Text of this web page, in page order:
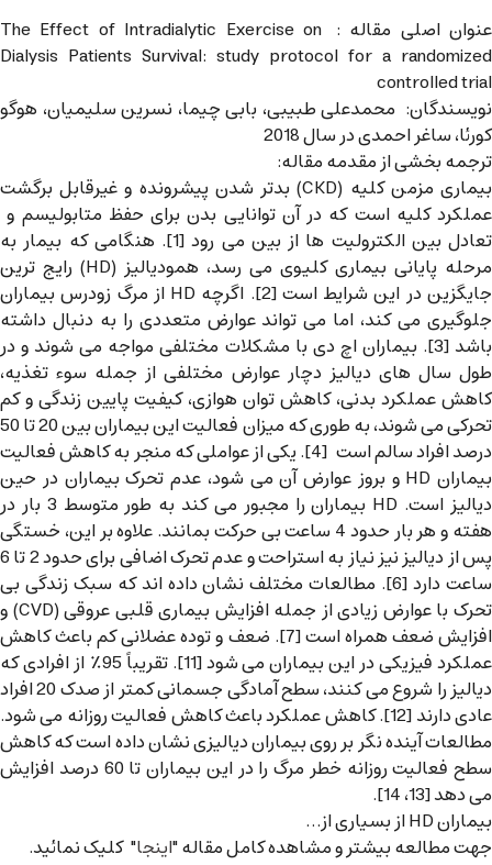
عنوان اصلی مقاله : The Effect of Intradialytic Exercise on
Dialysis Patients Survival: study protocol for a randomized
controlled trial
نویسندگان: محمدعلی طبیبی، بابی چیما، نسرین سلیمیان، هوگو
کورئا، ساغر احمدی در سال 2018
ترجمه بخشی از مقدمه مقاله:
بیماری مزمن کلیه (CKD) بدتر شدن پیشرونده و غیرقابل برگشت
عملکرد کلیه است که در آن توانایی بدن برای حفظ متابولیسم و ​​
تعادل بین الکترولیت ها از بین می رود [1]. هنگامی که بیمار به
مرحله پایانی بیماری کلیوی می رسد، همودیالیز (HD) رایج ترین
جایگزین در این شرایط است [2]. اگرچه HD از مرگ زودرس بیماران
جلوگیری می کند، اما می تواند عوارض متعددی را به دنبال داشته
باشد [3]. بیماران اچ دی با مشکلات مختلفی مواجه می شوند و در
طول سال های دیالیز دچار عوارض مختلفی از جمله سوء تغذیه،
کاهش عملکرد بدنی، کاهش توان هوازی، کیفیت پایین زندگی و کم
تحرکی می شوند، به طوری که میزان فعالیت این بیماران بین 20 تا 50
درصد افراد سالم است [4]. یکی از عواملی که منجر به کاهش فعالیت
بیماران HD و بروز عوارض آن می شود، عدم تحرک بیماران در حین
دیالیز است. HD بیماران را مجبور می کند به طور متوسط ​​3 بار در
هفته و هر بار حدود 4 ساعت بی حرکت بمانند. علاوه بر این، خستگی
پس از دیالیز نیز نیاز به استراحت و عدم تحرک اضافی برای حدود 2 تا 6
ساعت دارد [6]. مطالعات مختلف نشان داده اند که سبک زندگی بی
تحرک با عوارض زیادی از جمله افزایش بیماری قلبی عروقی (CVD) و
افزایش ضعف همراه است [7]. ضعف و توده عضلانی کم باعث کاهش
عملکرد فیزیکی در این بیماران می شود [11]. تقریباً 95٪ از افرادی که
دیالیز را شروع می کنند، سطح آمادگی جسمانی کمتر از صدک 20 افراد
عادی دارند [12]. کاهش عملکرد باعث کاهش فعالیت روزانه می شود.
مطالعات آینده نگر بر روی بیماران دیالیزی نشان داده است که کاهش
سطح فعالیت روزانه خطر مرگ را در این بیماران تا 60 درصد افزایش
می دهد [13، 14].
بیماران HD از بسیاری از…
جهت مطالعه بیشتر و مشاهده کامل مقاله "اینجا" کلیک نمائید.